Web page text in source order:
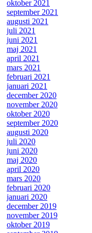
oktober 2021
september 2021
augusti 2021
juli 2021
juni 2021
maj 2021
april 2021
mars 2021
februari 2021
januari 2021
december 2020
november 2020
oktober 2020
september 2020
augusti 2020
juli 2020
juni 2020
maj 2020
april 2020
mars 2020
februari 2020
januari 2020
december 2019
november 2019
oktober 2019